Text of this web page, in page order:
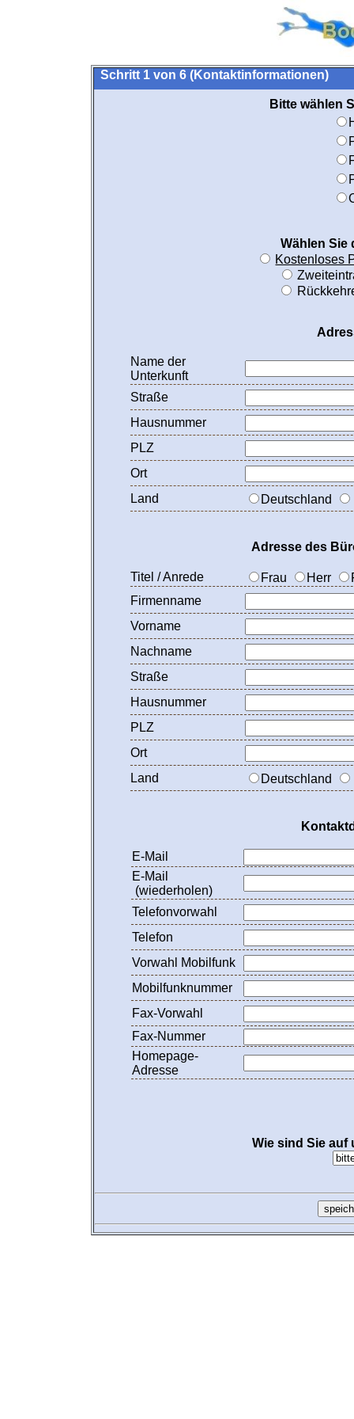
Schritt 1 von 6 (Kontaktinformationen)
Bitte wählen
Wählen Sie
Kostenloses
Name der
Unterkunft
Straße
Hausnummer
PLZ
Ort
Land
Deutschland
Adresse des
Titel / Anrede Frau Herr
Firmenname
Vorname
Nachname
Straße
Hausnummer
PLZ
Ort
Land
Deutschland
E-Mail
E-Mail
(wiederholen)
Telefonvorwahl
Telefon
Vorwahl Mobilfunk
Mobilfunknummer
Fax-Vorwahl
Fax-Nummer
Homepage-
Adresse
Wie sind Sie auf